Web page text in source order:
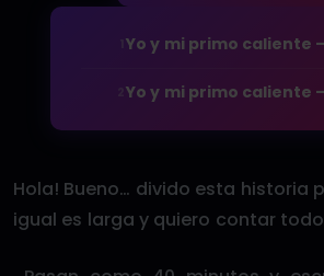
Yo y mi primo caliente
Yo y mi primo caliente
Hola! Bueno… divido esta historia
igual es larga y quiero contar